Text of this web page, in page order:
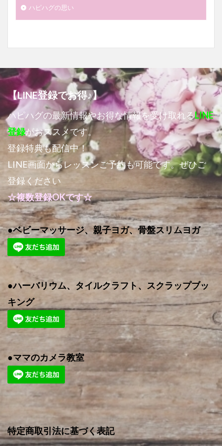
ハピハグの思い
【LINE登録でお得♪】
ハピハグの最新情報やお得な情報を受け取れるLINE
登録がおススメです。
登録特典も配信中！
LINE画面からレッスンご予約も可能です。ぜひご
登録ください
☆複数登録OKです☆
●ベビーマッサージ、親子ヨガ、骨盤スリムヨガ
●ハーバリウム、タイルクラフト、スクラップブッ
キング
●ママのカメラ教室
特定商取引法に基づく表記